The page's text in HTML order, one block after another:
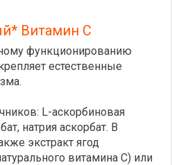
Витамин С
функционированию
естественные
L-аскорбиновая
натрия аскорбат. В
экстракт ягод
витамина С) или